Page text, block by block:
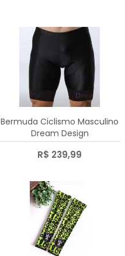
Bermuda Ciclismo Masculino
Dream Design
R$ 239,99